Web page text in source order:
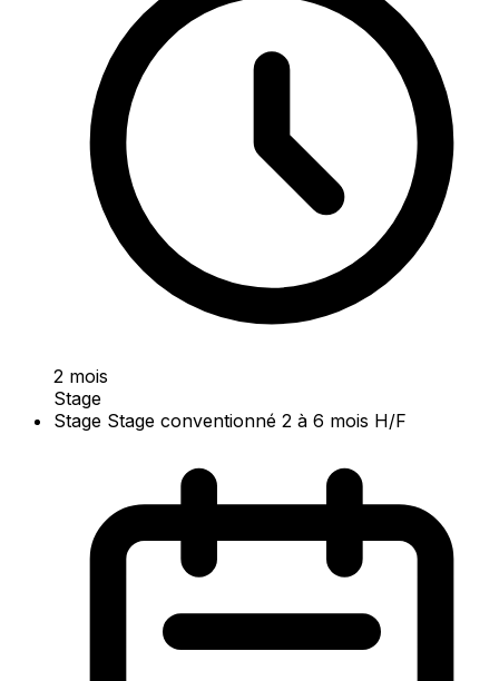
2 mois
Stage
Stage Stage conventionné 2 à 6 mois H/F